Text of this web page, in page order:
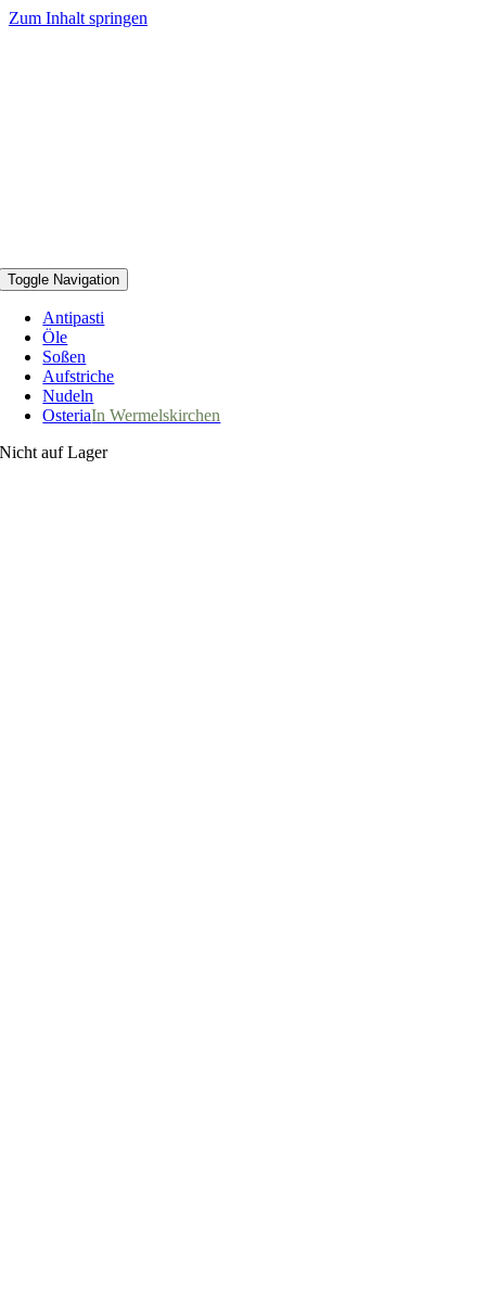
Zum Inhalt springen
Toggle Navigation
Antipasti
Öle
Soßen
Aufstriche
Nudeln
OsteriaIn Wermelskirchen
Nicht auf Lager